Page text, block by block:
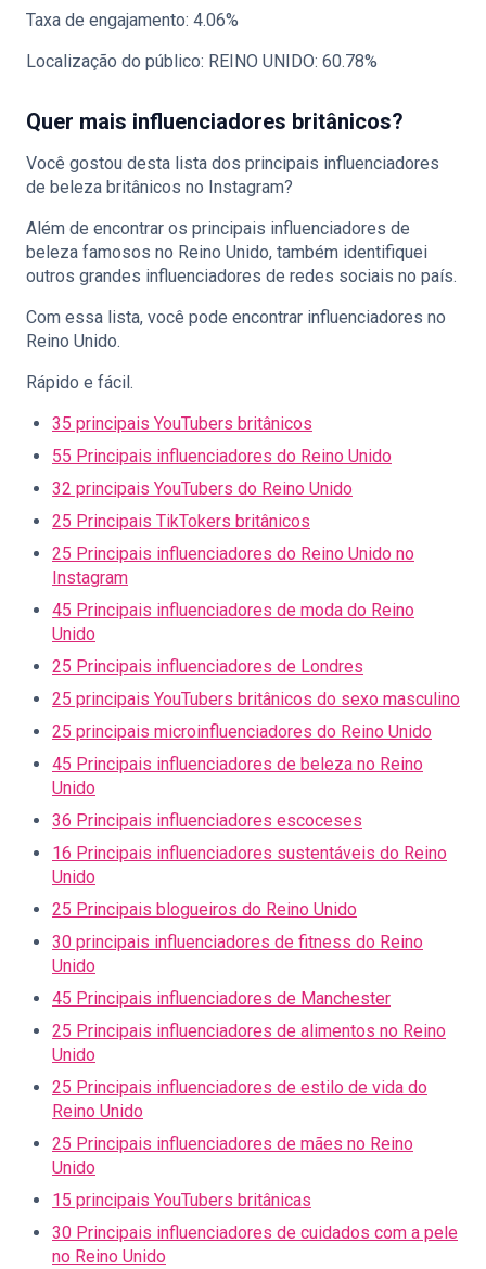
Taxa de engajamento: 4.06%
Localização do público: REINO UNIDO: 60.78%
Quer mais influenciadores britânicos?
Você gostou desta lista dos principais influenciadores
de beleza britânicos no Instagram?
Além de encontrar os principais influenciadores de
beleza famosos no Reino Unido, também identifiquei
outros grandes influenciadores de redes sociais no país.
Com essa lista, você pode encontrar influenciadores no
Reino Unido.
Rápido e fácil.
35 principais YouTubers britânicos
55 Principais influenciadores do Reino Unido
32 principais YouTubers do Reino Unido
25 Principais TikTokers britânicos
25 Principais influenciadores do Reino Unido no
Instagram
45 Principais influenciadores de moda do Reino
Unido
25 Principais influenciadores de Londres
25 principais YouTubers britânicos do sexo masculino
25 principais microinfluenciadores do Reino Unido
45 Principais influenciadores de beleza no Reino
Unido
36 Principais influenciadores escoceses
16 Principais influenciadores sustentáveis do Reino
Unido
25 Principais blogueiros do Reino Unido
30 principais influenciadores de fitness do Reino
Unido
45 Principais influenciadores de Manchester
25 Principais influenciadores de alimentos no Reino
Unido
25 Principais influenciadores de estilo de vida do
Reino Unido
25 Principais influenciadores de mães no Reino
Unido
15 principais YouTubers britânicas
30 Principais influenciadores de cuidados com a pele
no Reino Unido